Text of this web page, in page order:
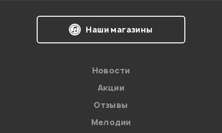
Наши магазины
Новости
Акции
Отзывы
Мелодии